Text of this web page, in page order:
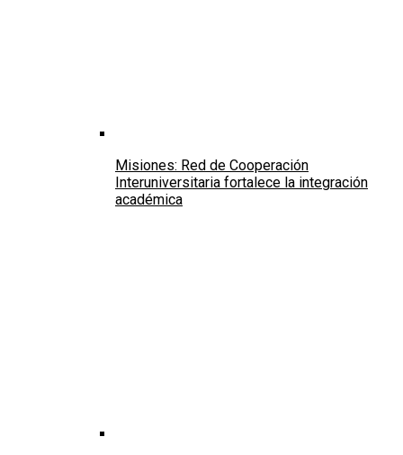
Misiones: Red de Cooperación
Interuniversitaria fortalece la integración
académica